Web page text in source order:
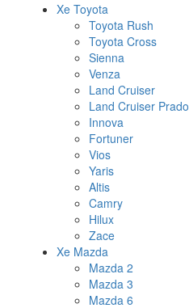
Xe Toyota
Toyota Rush
Toyota Cross
Sienna
Venza
Land Cruiser
Land Cruiser Prado
Innova
Fortuner
Vios
Yaris
Altis
Camry
Hilux
Zace
Xe Mazda
Mazda 2
Mazda 3
Mazda 6